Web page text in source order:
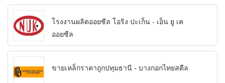
โรงงานผลิตออยซีล โอริง ปะเก็น - เอ็น ยู เค
ออยซีล
ขายเหล็กราคาถูกปทุมธานี - บางกอกไทยสตีล